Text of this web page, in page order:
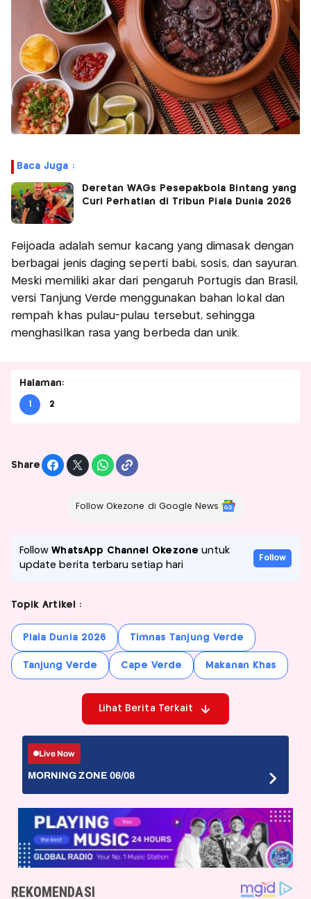
Baca Juga :
Deretan WAGs Pesepakbola Bintang yang
Curi Perhatian di Tribun Piala Dunia 2026
Feijoada adalah semur kacang yang dimasak dengan
berbagai jenis daging seperti babi, sosis, dan sayuran.
Meski memiliki akar dari pengaruh Portugis dan Brasil,
versi Tanjung Verde menggunakan bahan lokal dan
rempah khas pulau-pulau tersebut, sehingga
menghasilkan rasa yang berbeda dan unik.
Halaman:
1 2
Share
Follow Okezone di Google News
FollowWhatsApp Channel Okezone untuk
update berita terbaru setiap hari
Follow
Topik Artikel :
Piala Dunia 2026 Timnas Tanjung Verde
Tanjung Verde Cape Verde Makanan Khas
Lihat Berita Terkait
Live Now
MORNING ZONE 06/08